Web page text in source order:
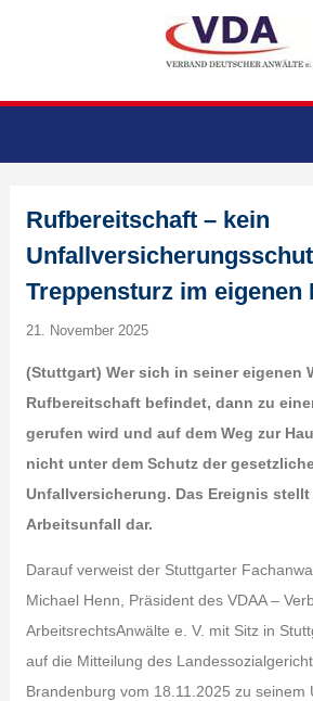
Rufbereitschaft – kein
Treppensturz im eigenen
21. November 2025
(Stuttgart) Wer sich in seiner eigenen
Rufbereitschaft befindet, dann zu
gerufen wird und auf dem Weg zur
nicht unter dem Schutz der
Unfallversicherung. Das Ereignis
Arbeitsunfall dar.
Darauf verweist der Stuttgarter
Michael Henn, Präsident des VDAA –
ArbeitsrechtsAnwälte e. V. mit Sitz in
auf die Mitteilung des
Brandenburg vom 18.11.2025 zu seinem